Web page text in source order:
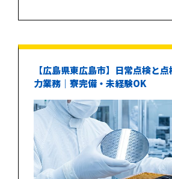
【広島県東広島市】日常点検と
力業務｜寮完備・未経験OK